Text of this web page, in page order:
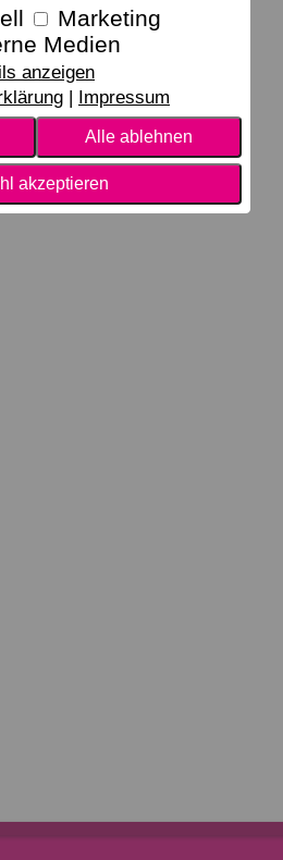
Marketing
Medien
anzeigen
Impressum
Alle ablehnen
akzeptieren